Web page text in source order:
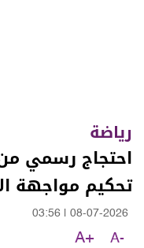
رياضة
احتجاج رسمي
تحكيم مواجهة
08-07-2026
03:56
A-
A+